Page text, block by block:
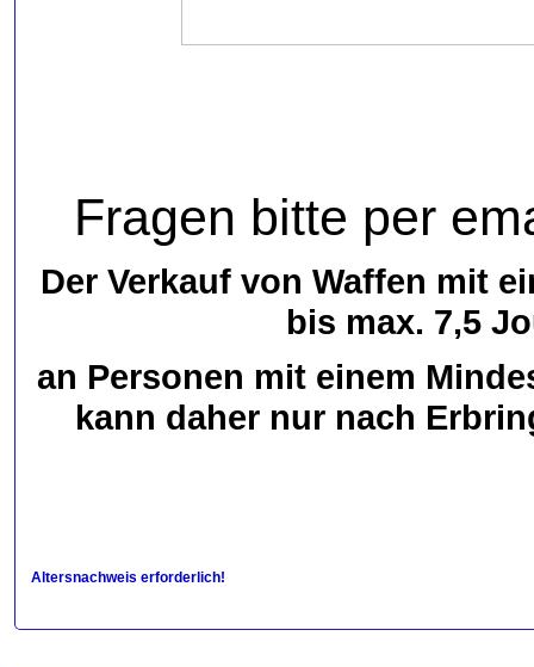
Fragen bitte per
Der Verkauf von Waffen mit
bis max. 7,5
an Personen mit einem
kann daher nur nach
Altersnachweis erforderlich!